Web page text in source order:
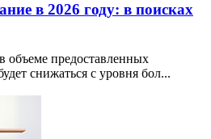
в 2026 году: в поисках
объеме предоставленных
снижаться с уровня бол...